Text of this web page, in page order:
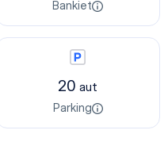
Bankiet
Parking
20aut
Parking